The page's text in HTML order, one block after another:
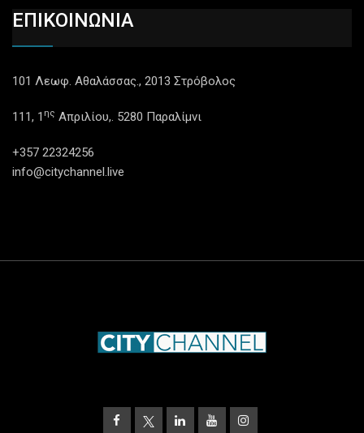
ΕΠΙΚΟΙΝΩΝΙΑ
101 Λεωφ. Αθαλάσσας., 2013 Στρόβολος
111, 1 ης Απριλίου,. 5280 Παραλίμνι
+357 22324256
info@citychannel.live